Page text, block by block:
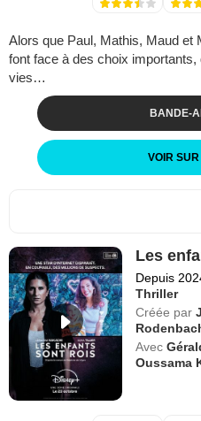
Alors que Paul, Mathis, Maud et
font face à des choix
vies…
BANDE-
VOIR
Les
Depuis
Thriller
Créée par
Avec
Oussama